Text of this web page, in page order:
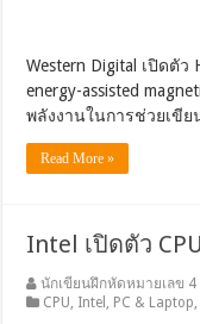
Western Digital เปิดตั
energy-assisted
พลังงานในการช่วยเขี
Read More »
Intel เปิดตัว
นักเขียนฝึกหัดหมายเลข 4
CPU, Intel , PC & Laptop,